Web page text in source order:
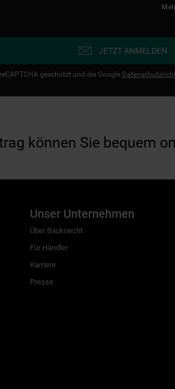
JETZT ANMELDEN
geschützt und die Google
können Sie bequem
Unser Unternehmen
Über Bauknecht
Für Händler
Karriere
Presse